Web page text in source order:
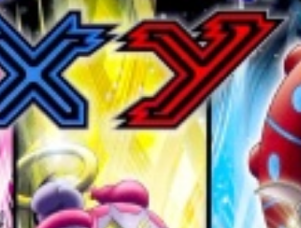
à vos préférences : suivezles nouveautés
ADN.
en streaming : commencer sur smartphone,
anime en streaming à la maison ou dans
dans les transports sur votre smartphone
Smart TV ou via Chromecast une fois rentré.
tous vos appareils sans interruption.
derevoir facilement les animes diffusés